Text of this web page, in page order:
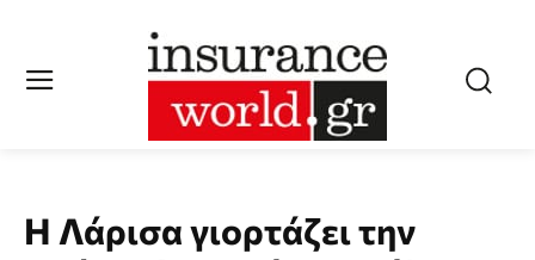
Η Λάρισα γιορτάζει την